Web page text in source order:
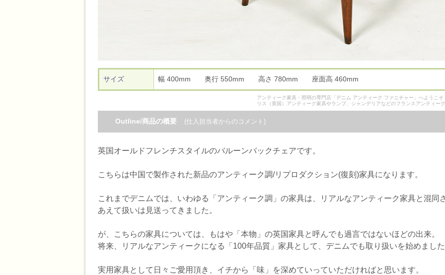
サイズ 幅 400mm 奥行 550mm 高さ 780mm 座面高 460mm
アンティーク家具・照明の専門店「デニム アンティーク ファニチャー」へようこ
リス（英国）アンティーク家具やランプ、シャンデリアなどのフランスアンティー
Outline/商品の概要 (仕入担当者からのコメント)
英国オールドフレンチスタイルのバルーンバックチェアです。
こちらは中国で製作された新品のアンティーク調/リプロダクション(復刻)家具になります。
これまでデニムでは、いわゆる「アンティーク調」の家具は、リアルなアンティーク家具と混同
あえて扱いは見送ってきました。
が、こちらの家具については、もはや「本物」の英国家具と呼んでも過言ではないほどの出来。
将来、リアルなアンティークになる「100年品質」家具として、デニムでも取り扱いを始めまし
実用家具として日々ご愛用頂き、イチから「味」を深めていっていただければと思います。